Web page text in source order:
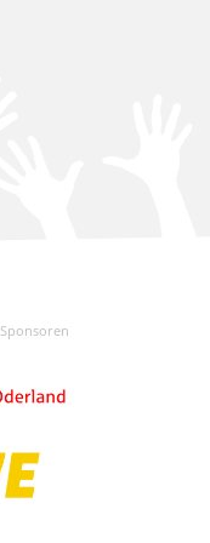
Sponsoren